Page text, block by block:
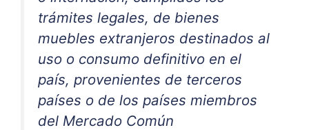
trámites legales, de bienes
muebles extranjeros destinados al
uso o consumo definitivo en el
país, provenientes de terceros
países o de los países miembros
del Mercado Común